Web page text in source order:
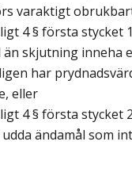
varaktigt
4 § första stycket
än skjutning inneha
har
eller
4 § första stycket
ändamål som